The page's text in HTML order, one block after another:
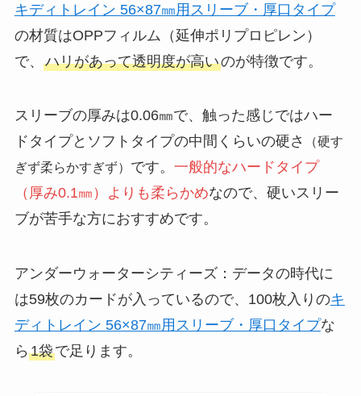
キディトレイン 56×87㎜用スリーブ・厚口タイプ
の材質はOPPフィルム（延伸ポリプロピレン）
で、 ハリがあって透明度が高いのが特徴です。
スリーブの厚みは0.06㎜で、触った感じではハー
ドタイプとソフトタイプの中間くらいの硬さ
（硬す
ぎず柔らかすぎず） です。 一般的なハードタイプ
（厚み0.1㎜）よりも柔らかめなので、硬いスリー
ブが苦手な方におすすめです。
アンダーウォーターシティーズ：データの時代に
は59枚のカードが入っているので、100枚入りのキ
ディトレイン 56×87㎜用スリーブ・厚口タイプな
ら 1袋で足ります。